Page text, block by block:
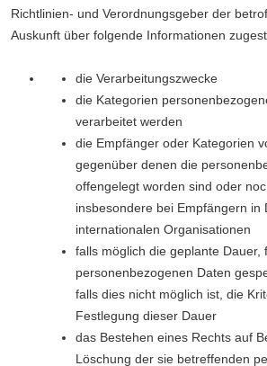
Richtlinien- und Verordnungsgeber der
Auskunft über folgende Informationen
die Verarbeitungszwecke
die Kategorien
verarbeitet werden
die Empfänger oder Kategorien
gegenüber denen die
offengelegt worden sind oder
insbesondere bei Empfängern in
internationalen Organisationen
falls möglich die geplante Dauer,
personenbezogenen Daten
falls dies nicht möglich ist, die
Festlegung dieser Dauer
das Bestehen eines Rechts auf
Löschung der sie betreffenden